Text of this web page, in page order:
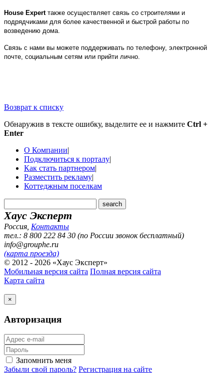
House Expert также осуществляет связь со строителями и
подрядчиками для более качественной и быстрой работы по
возведению дома.
Связь с нами вы можете поддерживать по телефону, электронной
почте, социальным сетям или прийти лично.
Возврат к списку
Обнаружив в тексте ошибку, выделите ее и нажмите Ctrl +
Enter
О Компании|
Подключиться к порталу|
Как стать партнером|
Разместить рекламу|
Коттеджным поселкам
Хаус Эксперт
Россия Контакты
тел.: 8 800 222 84 30 (по России звонок бесплатный)
info@grouphe.ru
(карта проезда)
© 2012 - 2026 «Хаус Эксперт»
Мобильная версия сайта Полная версия сайта
Карта сайта
×
Авторизация
Запомнить меня
Забыли свой пароль? Регистрация на сайте